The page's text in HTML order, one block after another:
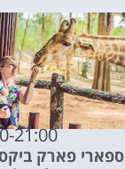
17:00
21:00
ספארי פארק